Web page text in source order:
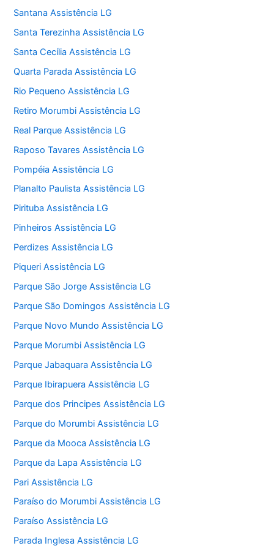
Santana Assistência LG
Santa Terezinha Assistência LG
Santa Cecília Assistência LG
Quarta Parada Assistência LG
Rio Pequeno Assistência LG
Retiro Morumbi Assistência LG
Real Parque Assistência LG
Raposo Tavares Assistência LG
Pompéia Assistência LG
Planalto Paulista Assistência LG
Pirituba Assistência LG
Pinheiros Assistência LG
Perdizes Assistência LG
Piqueri Assistência LG
Parque São Jorge Assistência LG
Parque São Domingos Assistência LG
Parque Novo Mundo Assistência LG
Parque Morumbi Assistência LG
Parque Jabaquara Assistência LG
Parque Ibirapuera Assistência LG
Parque dos Principes Assistência LG
Parque do Morumbi Assistência LG
Parque da Mooca Assistência LG
Parque da Lapa Assistência LG
Pari Assistência LG
Paraíso do Morumbi Assistência LG
Paraíso Assistência LG
Parada Inglesa Assistência LG